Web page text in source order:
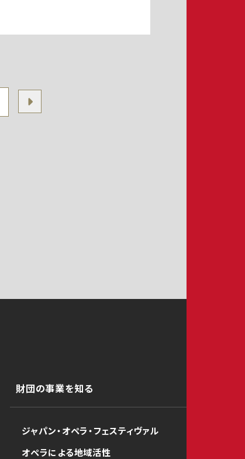
財団の事業を知る
ジャパン・オペラ・フェスティヴァル
オペラによる地域活性